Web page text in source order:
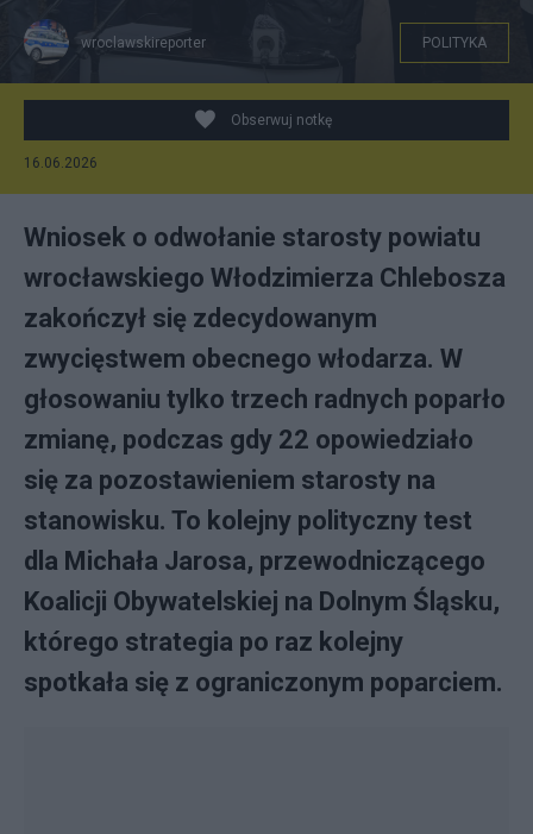
facebook/Michał Jaros
wroclawskireporter POLITYKA
Obserwuj notkę
16.06.2026
Wniosek o odwołanie starosty powiatu
wrocławskiego Włodzimierza Chlebosza
zakończył się zdecydowanym
zwycięstwem obecnego włodarza. W
głosowaniu tylko trzech radnych poparło
zmianę, podczas gdy 22 opowiedziało
się za pozostawieniem starosty na
stanowisku. To kolejny polityczny test
dla Michała Jarosa, przewodniczącego
Koalicji Obywatelskiej na Dolnym Śląsku,
którego strategia po raz kolejny
spotkała się z ograniczonym poparciem.